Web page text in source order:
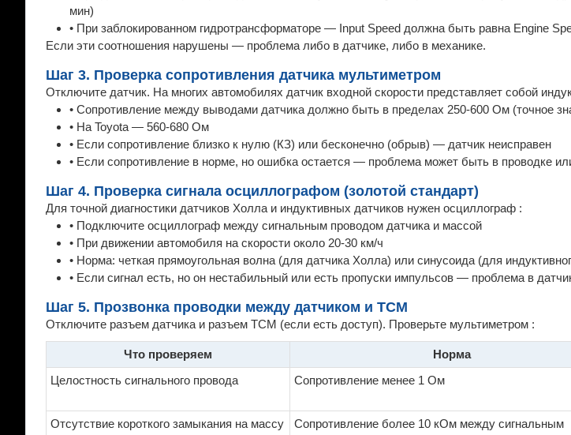
мин)
• При заблокированном гидротрансформаторе — Input Speed должна быть равна Engine
Если эти соотношения нарушены — проблема либо в датчике, либо в механике.
Шаг 3. Проверка сопротивления датчика мультиметром
Отключите датчик. На многих автомобилях датчик входной скорости представляет собой
• Сопротивление между выводами датчика должно быть в пределах 250-600 Ом (точное
• На Toyota — 560-680 Ом
• Если сопротивление близко к нулю (КЗ) или бесконечно (обрыв) — датчик неисправен
• Если сопротивление в норме, но ошибка остается — проблема может быть в проводке
Шаг 4. Проверка сигнала осциллографом (золотой стандарт)
Для точной диагностики датчиков Холла и индуктивных датчиков нужен осциллограф :
• Подключите осциллограф между сигнальным проводом датчика и массой
• При движении автомобиля на скорости около 20-30 км/ч
• Норма: четкая прямоугольная волна (для датчика Холла) или синусоида (для
• Если сигнал есть, но он нестабильный или есть пропуски импульсов — проблема в
Шаг 5. Прозвонка проводки между датчиком и TCM
Отключите разъем датчика и разъем TCM (если есть доступ). Проверьте мультиметром :
Что проверяем Норма
Целостность сигнального провода
Сопротивление менее 1 Ом
Отсутствие короткого замыкания на массу
Сопротивление более 10 кОм между сигнальным